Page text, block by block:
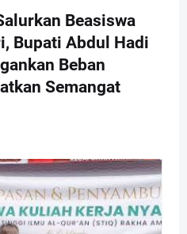
Beasiswa
Bupati Abdul Hadi
Beban
Semangat